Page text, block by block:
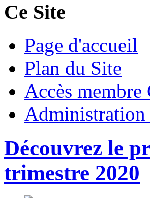
Ce Site
Page d'accueil
Plan du Site
Accès membre
Administration
Découvrez le
trimestre 2020